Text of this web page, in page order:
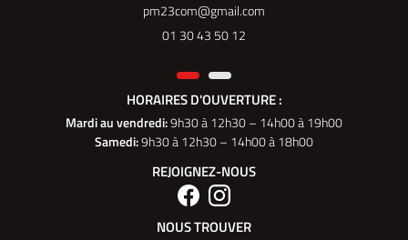
01 30 43 50 12
HORAIRES D'OUVERTURE :
Mardi au vendredi:9h30 à 12h30 – 14h00 à 19h00
Samedi:9h30 à 12h30 – 14h00 à 18h00
REJOIGNEZ-NOUS
NOUS TROUVER